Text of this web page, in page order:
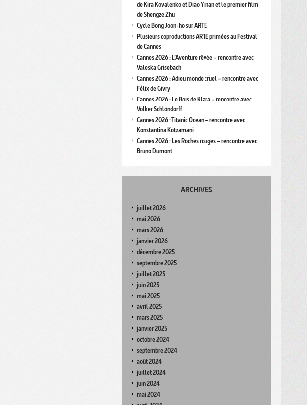
de Kira Kovalenko et Diao Yinan et le premier film
de Shengze Zhu
Cycle Bong Joon-ho sur ARTE
Plusieurs coproductions ARTE primées au Festival
de Cannes
Cannes 2026 : L’Aventure rêvée – rencontre avec
Valeska Grisebach
Cannes 2026 : Adieu monde cruel – rencontre avec
Félix de Givry
Cannes 2026 : Le Bois de Klara – rencontre avec
Volker Schlöndorff
Cannes 2026 : Titanic Ocean – rencontre avec
Konstantina Kotzamani
Cannes 2026 : Les Roches rouges – rencontre avec
Bruno Dumont
ARCHIVES
juillet 2026
mai 2026
mars 2026
janvier 2026
décembre 2025
septembre 2025
juillet 2025
juin 2025
mai 2025
avril 2025
mars 2025
janvier 2025
octobre 2024
septembre 2024
août 2024
juillet 2024
juin 2024
mai 2024